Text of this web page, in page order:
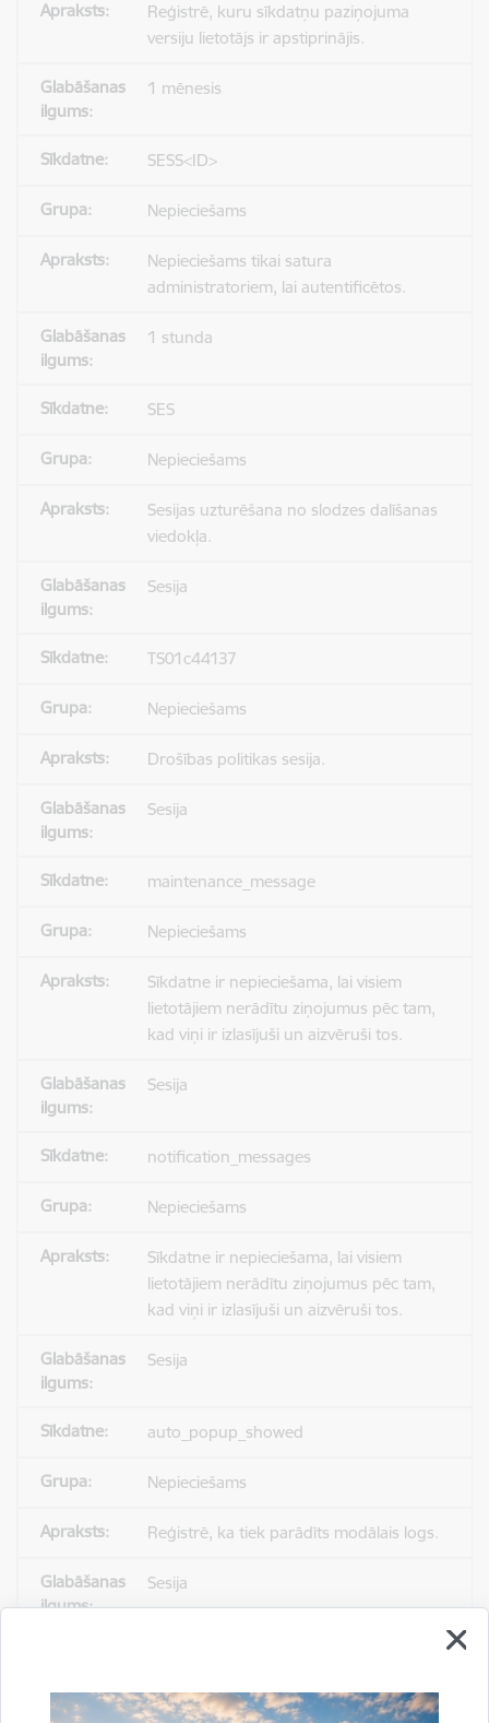
Reģistrē, kuru sīkdatņu paziņojuma
versiju lietotājs ir apstiprinājis.
1 mēnesis
SESS<ID>
Nepieciešams
Nepieciešams tikai satura
administratoriem, lai autentificētos.
1 stunda
SES
Nepieciešams
Sesijas uzturēšana no slodzes dalīšanas
viedokļa.
Sesija
TS01c44137
Nepieciešams
Drošības politikas sesija.
Sesija
maintenance_message
Nepieciešams
Sīkdatne ir nepieciešama, lai visiem
lietotājiem nerādītu ziņojumus pēc tam,
kad viņi ir izlasījuši un aizvēruši tos.
Sesija
notification_messages
Nepieciešams
Sīkdatne ir nepieciešama, lai visiem
lietotājiem nerādītu ziņojumus pēc tam,
kad viņi ir izlasījuši un aizvēruši tos.
Sesija
auto_popup_showed
Nepieciešams
Reģistrē, ka tiek parādīts modālais logs.
Sesija
Statistikas sīkdatnes (nepieciešamas, lai